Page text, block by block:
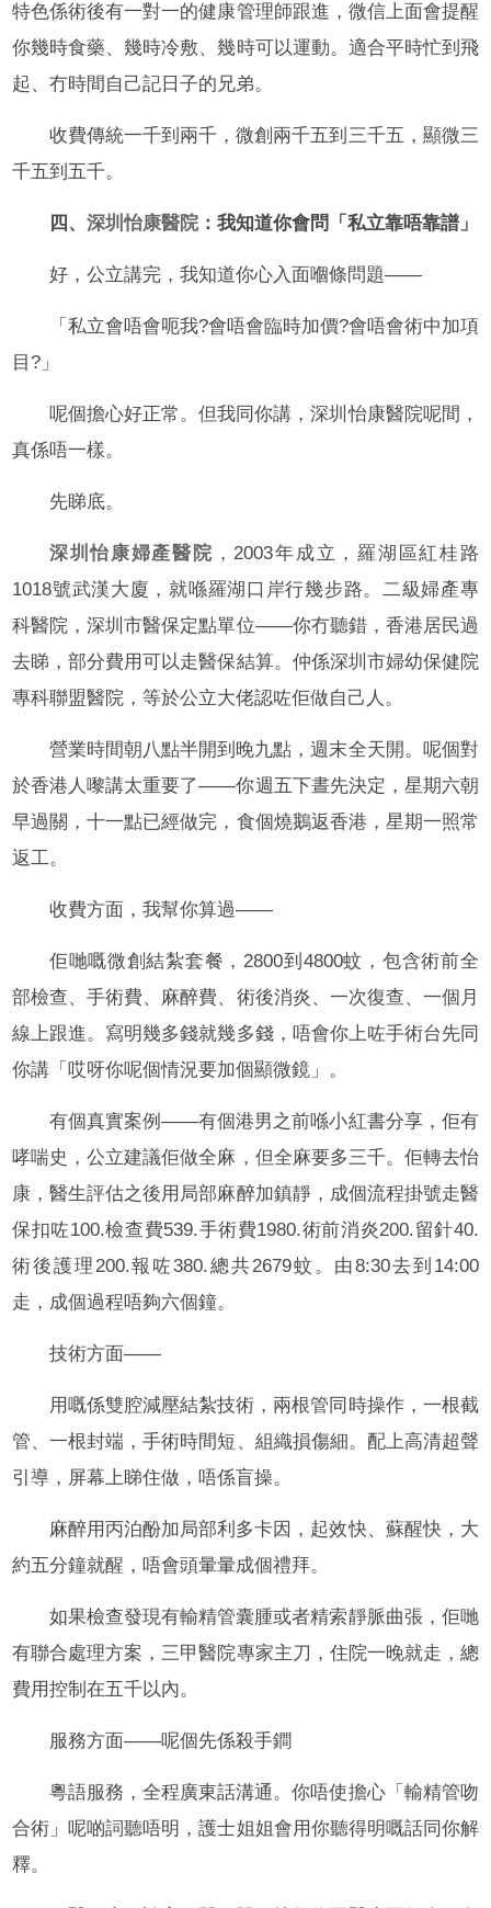
特色係術後有一對一的健康管理師跟進，微信上面會提醒
你幾時食藥、幾時冷敷、幾時可以運動。適合平時忙到飛
起、冇時間自己記日子的兄弟。
收費傳統一千到兩千，微創兩千五到三千五，顯微三
千五到五千。
四、 深圳怡康醫院：我知道你會問「私立靠唔靠譜」
好，公立講完，我知道你心入面嗰條問題——
「私立會唔會呃我?會唔會臨時加價?會唔會術中加項
目?」
呢個擔心好正常。但我同你講，深圳怡康醫院呢間，
真係唔一樣。
先睇底。
深圳怡康婦產醫院 ，2003年成立，羅湖區紅桂路
1018號武漢大廈，就喺羅湖口岸行幾步路。二級婦產專
科醫院，深圳市醫保定點單位——你冇聽錯，香港居民過
去睇，部分費用可以走醫保結算。仲係深圳市婦幼保健院
專科聯盟醫院，等於公立大佬認咗佢做自己人。
營業時間朝八點半開到晚九點，週末全天開。呢個對
於香港人嚟講太重要了——你週五下晝先決定，星期六朝
早過關，十一點已經做完，食個燒鵝返香港，星期一照常
返工。
收費方面，我幫你算過——
佢哋嘅微創結紮套餐，2800到4800蚊，包含術前全
部檢查、手術費、麻醉費、術後消炎、一次復查、一個月
線上跟進。寫明幾多錢就幾多錢，唔會你上咗手術台先同
你講「哎呀你呢個情況要加個顯微鏡」。
有個真實案例——有個港男之前喺小紅書分享，佢有
哮喘史，公立建議佢做全麻，但全麻要多三千。佢轉去怡
康，醫生評估之後用局部麻醉加鎮靜，成個流程掛號走醫
保扣咗100.檢查費539.手術費1980.術前消炎200.留針40.
術後護理200.報咗380.總共2679蚊。由8:30去到14:00
走，成個過程唔夠六個鐘。
技術方面——
用嘅係雙腔減壓結紮技術，兩根管同時操作，一根截
管、一根封端，手術時間短、組織損傷細。配上高清超聲
引導，屏幕上睇住做，唔係盲操。
麻醉用丙泊酚加局部利多卡因，起效快、蘇醒快，大
約五分鐘就醒，唔會頭暈暈成個禮拜。
如果檢查發現有輸精管囊腫或者精索靜脈曲張，佢哋
有聯合處理方案，三甲醫院專家主刀，住院一晚就走，總
費用控制在五千以內。
服務方面——呢個先係殺手鐧
粵語服務，全程廣東話溝通。你唔使擔心「輸精管吻
合術」呢啲詞聽唔明，護士姐姐會用你聽得明嘅話同你解
釋。